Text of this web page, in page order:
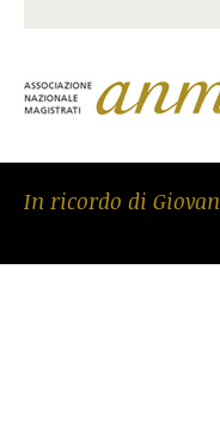
In ricordo di